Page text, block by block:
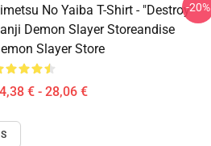
No Yaiba T-Shirt - "Destroy"
Demon Slayer Storeandise
Slayer Store
€ - 28,06 €
-20%